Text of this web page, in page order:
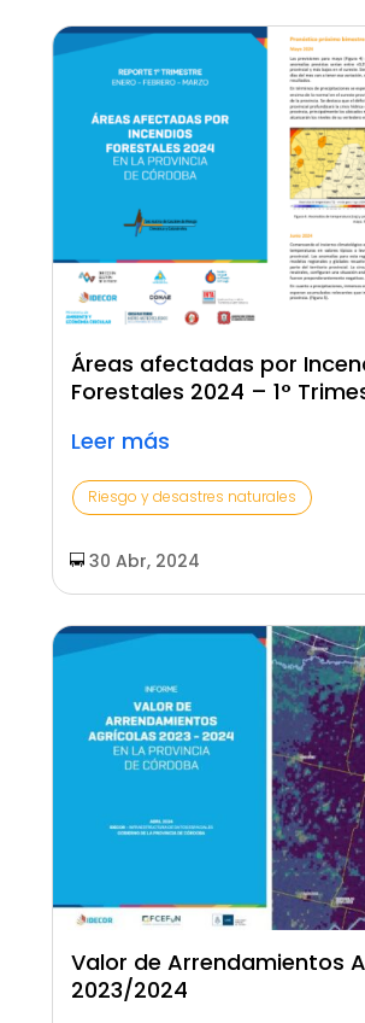
Áreas afectadas por
Forestales 2024 – 1°
Leer más
Riesgo y desastres naturales
30 Abr, 2024
Valor de Arrendamientos
2023/2024